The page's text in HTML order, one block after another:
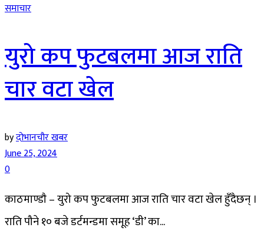
समाचार
युरो कप फुटबलमा आज राति
चार वटा खेल
byदोभानचौर खबर
June 25, 2024
0
काठमाण्डाै – युरो कप फुटबलमा आज राति चार वटा खेल हुँदैछन् ।
राति पौने १० बजे डर्टमन्डमा समूह ‘डी’ का...